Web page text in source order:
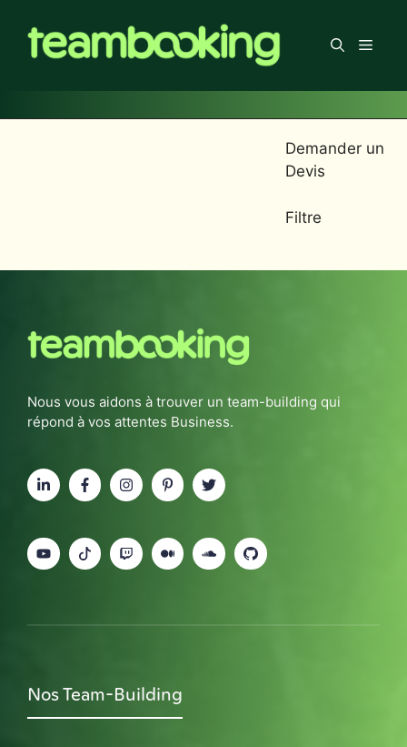
contenu
Menu
Demander un
Devis
Filtre
Nous vous aidons à trouver un team-building qui
répond à vos attentes Business.
Nos Team-Building